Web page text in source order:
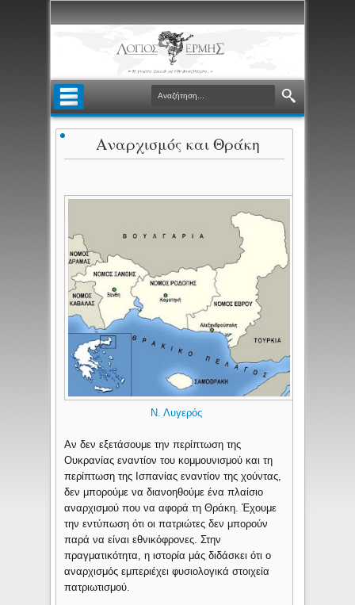
Αναρχισμός και Θράκη
Ν. Λυγερός
Αν δεν εξετάσουμε την περίπτωση της
Ουκρανίας εναντίον του κομμουνισμού και τη
περίπτωση της Ισπανίας εναντίον της χούντας,
δεν μπορούμε να διανοηθούμε ένα πλαίσιο
αναρχισμού που να αφορά τη Θράκη. Έχουμε
την εντύπωση ότι οι πατριώτες δεν μπορούν
παρά να είναι εθνικόφρονες. Στην
πραγματικότητα, η ιστορία μάς διδάσκει ότι ο
αναρχισμός εμπεριέχει φυσιολογικά στοιχεία
πατριωτισμού.